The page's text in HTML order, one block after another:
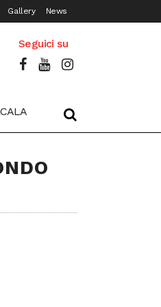
Gallery News
Seguici su